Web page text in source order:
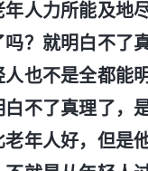
年人力所能及地
？就明白不了
也不是全都能
不了真理了，
年人好，但是